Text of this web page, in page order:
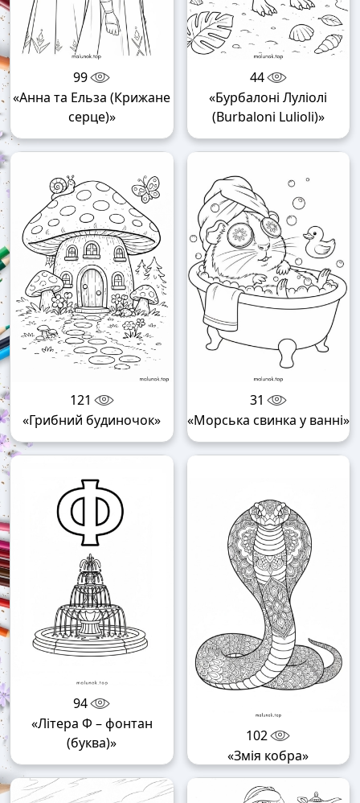
99
«Анна та Ельза (Крижане
серце)»
44
«Бурбалоні Луліолі
(Burbaloni Lulioli)»
121
«Грибний будиночок»
31
«Морська свинка у ванні»
94
«Літера Ф – фонтан
(буква)»
102
«Змія кобра»